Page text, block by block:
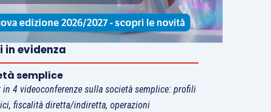
in evidenza
semplice
in 4 videoconferenze sulla società semplice: profili
fiscalità diretta/indiretta, operazioni